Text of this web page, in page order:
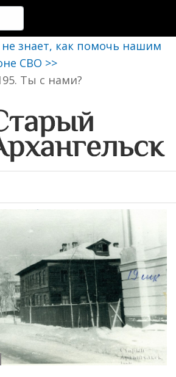
не знает, как помочь нашим
СВО >>
Ты с нами?